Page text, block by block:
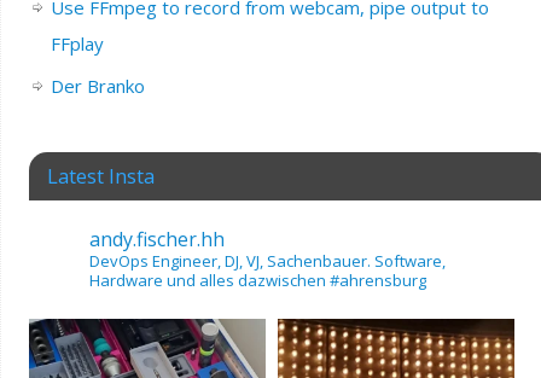
Use FFmpeg to record from webcam, pipe output to
FFplay
Der Branko
Latest Insta
andy.fischer.hh
DevOps Engineer, DJ, VJ, Sachenbauer. Software,
Hardware und alles dazwischen #ahrensburg